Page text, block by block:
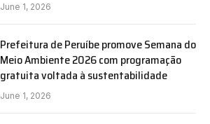
June 1, 2026
Prefeitura de Peruíbe promove Semana do
Meio Ambiente 2026 com programação
gratuita voltada à sustentabilidade
June 1, 2026